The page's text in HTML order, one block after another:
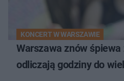
KONCERT W WARSZAWIE
Warszawa znów śpiewa
odliczają godziny do